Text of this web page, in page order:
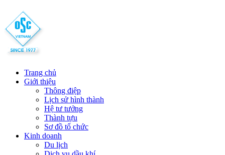
Trang chủ
Giới thiệu
Thông điệp
Lịch sử hình thành
Hệ tư tưởng
Thành tựu
Sơ đồ tổ chức
Kinh doanh
Du lịch